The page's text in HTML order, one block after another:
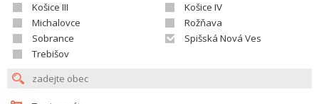
Košice III
Košice IV
Michalovce
Rožňava
Sobrance
Spišská Nová Ves
Trebišov